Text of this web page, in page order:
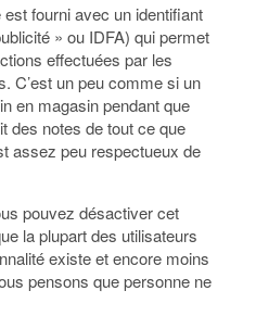
fourni avec un identifiant
» ou IDFA) qui permet
effectuées par les
C’est un peu comme si un
en magasin pendant que
des notes de tout ce que
assez peu respectueux de
pouvez désactiver cet
la plupart des utilisateurs
existe et encore moins
pensons que personne ne